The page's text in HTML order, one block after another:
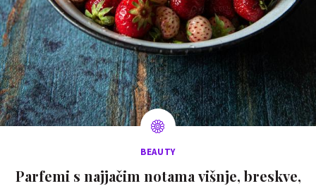
BEAUTY
Parfemi s najjačim notama višnje, breskve,